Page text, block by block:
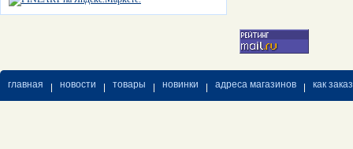
главная новости товары новинки адреса магазинов как